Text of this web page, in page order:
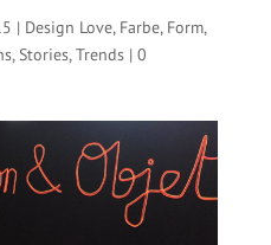
| Design Love, Farbe, Form,
,Stories,Trends| 0